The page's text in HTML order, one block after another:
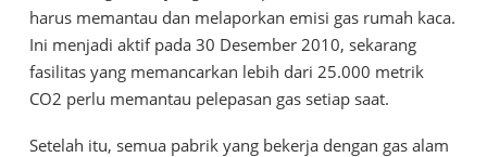
harus memantau dan melaporkan emisi gas rumah kaca.
Ini menjadi aktif pada 30 Desember 2010, sekarang
fasilitas yang memancarkan lebih dari 25.000 metrik
CO2 perlu memantau pelepasan gas setiap saat.
Setelah itu, semua pabrik yang bekerja dengan gas alam